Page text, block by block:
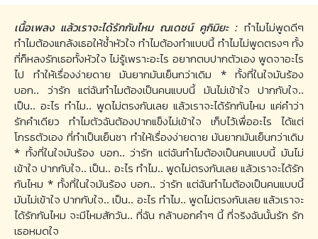
เนื้อเพลง แล้วเราจะได้รักกันไหม ณเดชน์ คูกิมิยะ : ทำไมไม่พูดดีๆ
ทำไมต้องแกล้งเธอให้ช้ำหัวใจ ทำไมต้องทำแบบนี้ ทำไมไม่พูดตรงๆ ทั้ง
ที่ก็หลงรักเธอทั้งหัวใจ ไม่รู้เพราะอะไร อยากตบปากตัวเอง พูดจาอะไร
ไป ทำให้เรื่องง่ายดาย มันยากมันเย็นกว่าเดิม * ทั้งที่ในใจมันร้อง
บอก.. ว่ารัก แต่ฉันทำไมต้องเป็นคนแบบนี้ มันไม่เข้าใจ ปากกับใจ..
เป็น.. อะไร ทำไม.. พูดไม่ตรงกันเลย แล้วเราจะได้รักกันไหม แค่คำว่า
รักคำเดียว ทำไมตัวฉันต้องปากแข็งไม่เข้าใจ เก็บไว้เพื่ออะไร ได้แต่
โกรธตัวเอง ที่ทำเป็นเย็นชา ทำให้เรื่องง่ายดาย มันยากมันเย็นกว่าเดิม
* ทั้งที่ในใจมันร้อง บอก.. ว่ารัก แต่ฉันทำไมต้องเป็นคนแบบนี้ มันไม่
เข้าใจ ปากกับใจ.. เป็น.. อะไร ทำไม.. พูดไม่ตรงกันเลย แล้วเราจะได้รัก
กันไหม * ทั้งที่ในใจมันร้อง บอก.. ว่ารัก แต่ฉันทำไมต้องเป็นคนแบบนี้
มันไม่เข้าใจ ปากกับใจ.. เป็น.. อะไร ทำไม.. พูดไม่ตรงกันเลย แล้วเราจะ
ได้รักกันไหม จะมีไหมสักวัน.. ที่ฉัน กล้าบอกคำๆ นี้ ที่จริงฉันนั้นรัก รัก
เธอหมดใจ